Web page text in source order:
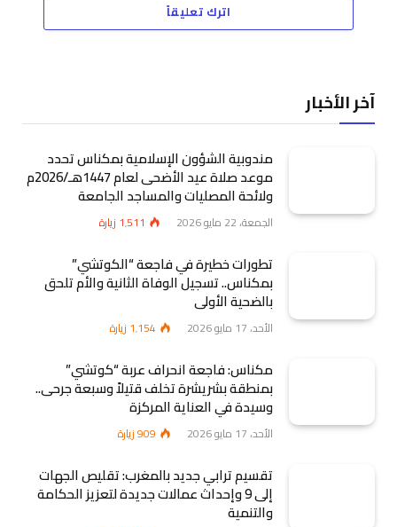
اترك تعليقاً
آخر الأخبار
مندوبية الشؤون الإسلامية بمكناس تحدد
موعد صلاة عيد الأضحى لعام 1447هـ/2026م
ولائحة المصليات والمساجد الجامعة
الجمعة، 22 مايو 2026 1٬511 زيارة
تطورات خطيرة في فاجعة “الكوتشي”
بمكناس.. تسجيل الوفاة الثانية والأم تلحق
بالضحية الأولى
الأحد، 17 مايو 2026 1٬154 زيارة
مكناس: فاجعة انحراف عربة “كوتشي”
بمنطقة بشريشرة تخلف قتيلاً وسبعة جرحى..
وسيدة في العناية المركزة
الأحد، 17 مايو 2026 909زيارة
تقسيم ترابي جديد بالمغرب: تقليص الجهات
إلى 9 وإحداث عمالات جديدة لتعزيز الحكامة
والتنمية